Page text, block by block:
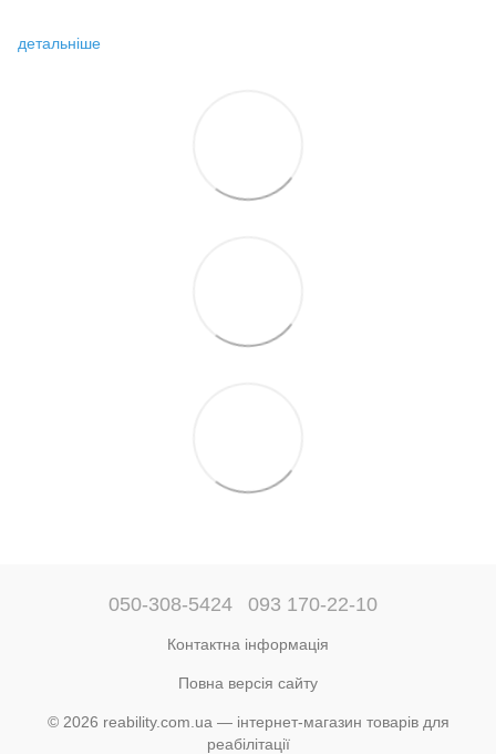
детальніше
050-308-5424 093 170-22-10
Контактна інформація
Повна версія сайту
© 2026 reability.com.ua — інтернет-магазин товарів для
реабілітації